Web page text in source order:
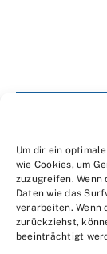
Um dir ein
wie Cookies, um
zuzugreifen. Wenn
Daten wie das
verarbeiten.
zurückziehst,
beeinträchtigt